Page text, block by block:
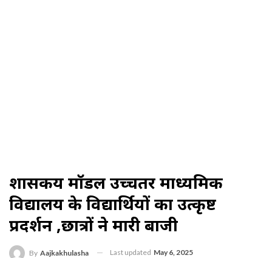
शासकीय मॉडल उच्‍चतर माध्‍यमिक
विद्यालय के विद्यार्थियों का उत्कृष्ट
प्रदर्शन ,छात्रों ने मारी बाजी
By Aajkakhulasha Last updated May 6, 2025